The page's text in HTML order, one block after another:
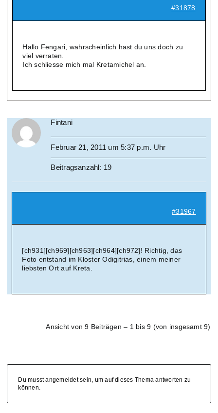
#31878
Hallo Fengari, wahrscheinlich hast du uns doch zu
viel verraten.
Ich schliesse mich mal Kretamichel an.
Fintani
Februar 21, 2011 um 5:37 p.m. Uhr
Beitragsanzahl: 19
#31967
[ch931][ch969][ch963][ch964][ch972]! Richtig, das
Foto entstand im Kloster Odigitrias, einem meiner
liebsten Ort auf Kreta.
Ansicht von 9 Beiträgen – 1 bis 9 (von insgesamt 9)
Du musst angemeldet sein, um auf dieses Thema antworten zu
können.